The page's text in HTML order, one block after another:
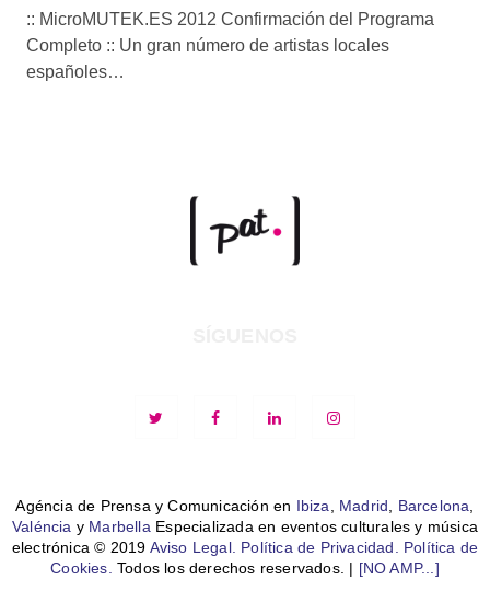
:: MicroMUTEK.ES 2012 Confirmación del Programa
Completo :: Un gran número de artistas locales
españoles…
Agéncia de Prensa y Comunicación en Ibiza Madrid Barcelona
Valéncia y Marbella Especializada en eventos culturales y música
electrónica © 2019 Aviso Legal. Política de Privacidad.
Política de
Cookies. Todos los derechos reservados. | [NO AMP...]